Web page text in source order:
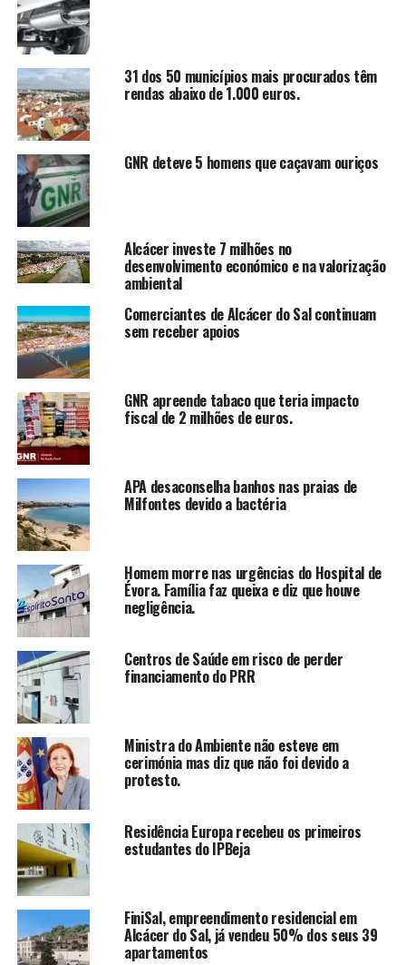
31 dos 50 municípios mais procurados têm
rendas abaixo de 1.000 euros.
GNR deteve 5 homens que caçavam ouriços
Alcácer investe 7 milhões no
desenvolvimento económico e na valorização
ambiental
Comerciantes de Alcácer do Sal continuam
sem receber apoios
GNR apreende tabaco que teria impacto
fiscal de 2 milhões de euros.
APA desaconselha banhos nas praias de
Milfontes devido a bactéria
Homem morre nas urgências do Hospital de
Évora. Família faz queixa e diz que houve
negligência.
Centros de Saúde em risco de perder
financiamento do PRR
Ministra do Ambiente não esteve em
cerimónia mas diz que não foi devido a
protesto.
Residência Europa recebeu os primeiros
estudantes do IPBeja
FiniSal, empreendimento residencial em
Alcácer do Sal, já vendeu 50% dos seus 39
apartamentos